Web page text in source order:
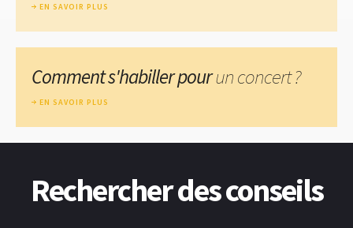
EN SAVOIR PLUS
Comment s'habiller pourun concert ?
EN SAVOIR PLUS
Rechercher des conseils